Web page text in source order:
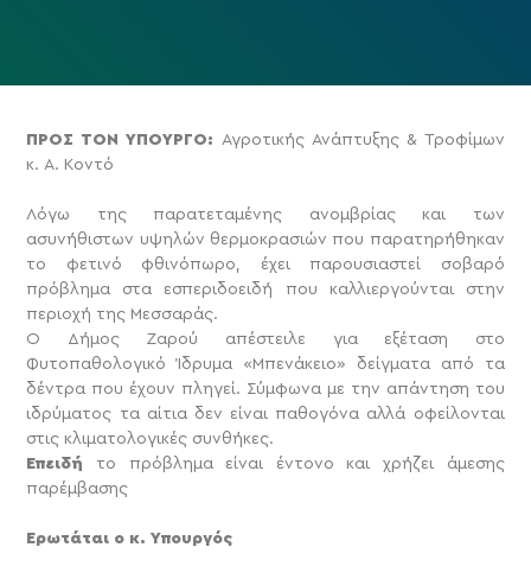
ΠΡΟΣ ΤΟΝ ΥΠΟΥΡΓΟ: Αγροτικής Ανάπτυξης & Τροφίμων
κ. Α. Κοντό
Λόγω της παρατεταμένης ανομβρίας και των
ασυνήθιστων υψηλών θερμοκρασιών που παρατηρήθηκαν
το φετινό φθινόπωρο, έχει παρουσιαστεί σοβαρό
πρόβλημα στα εσπεριδοειδή που καλλιεργούνται στην
περιοχή της Μεσσαράς.
Ο Δήμος Ζαρού απέστειλε για εξέταση στο
Φυτοπαθολογικό Ίδρυμα «Μπενάκειο» δείγματα από τα
δέντρα που έχουν πληγεί. Σύμφωνα με την απάντηση του
ιδρύματος τα αίτια δεν είναι παθογόνα αλλά οφείλονται
στις κλιματολογικές συνθήκες.
Επειδή το πρόβλημα είναι έντονο και χρήζει άμεσης
παρέμβασης
Ερωτάται ο κ. Υπουργός